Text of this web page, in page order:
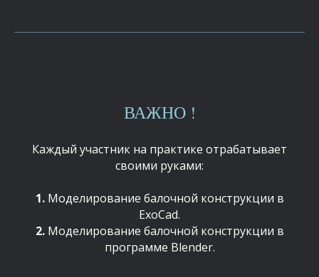
ВАЖНО !
Каждый участник на практике отрабатывает
своими руками:
1.Моделирование балочной конструкции в
ExoCad.
2.Моделирование балочной конструкции в
программе Blender.